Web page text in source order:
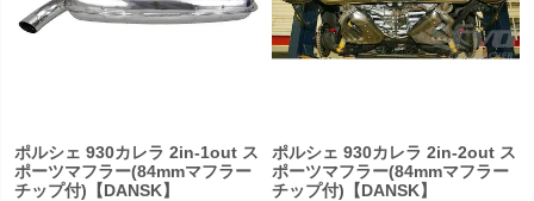
ポルシェ 930カレラ 2in-1out ス
ポーツマフラー(84mmマフラー
チップ付)【DANSK】
ポルシェ 930カレラ 2in-2out ス
ポーツマフラー(84mmマフラー
チップ付)【DANSK】